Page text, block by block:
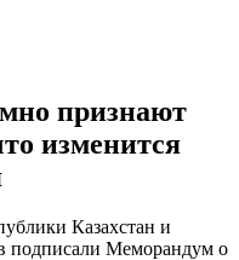
признают
изменится
Казахстан и
подписали Меморандум о